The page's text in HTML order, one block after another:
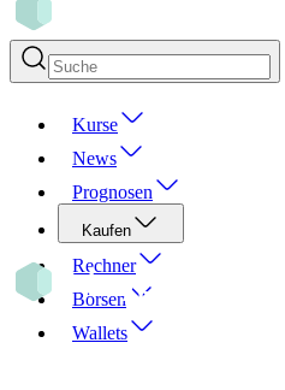
Kurse
News
Prognosen
Kaufen
Rechner
Börsen
Wallets